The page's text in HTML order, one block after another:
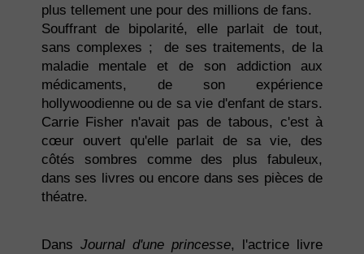
plus tellement une pour des millions de fans.
Souffrant de bipolarité, elle parlait de tout,
sans complexes ; de ses traitements, de la
maladie mentale et de son addiction aux
médicaments, de son expérience
hollywoodienne ou de sa vie d'enfant de stars.
Carrie Fisher n'avait pas de tabous, c'est à
cœur ouvert qu'elle parlait de sa vie, des
côtés sombres comme des plus fabuleux,
dans ses livres ou encore dans ses pièces de
théatre.
Dans Journal d'une princesse, l'actrice livre